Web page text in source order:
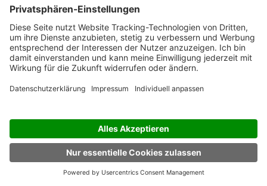
WAS PASSIERT, WENN DER VOICEBOT EINEN ANRUF
NICHT LÖSEN KANN?
DE